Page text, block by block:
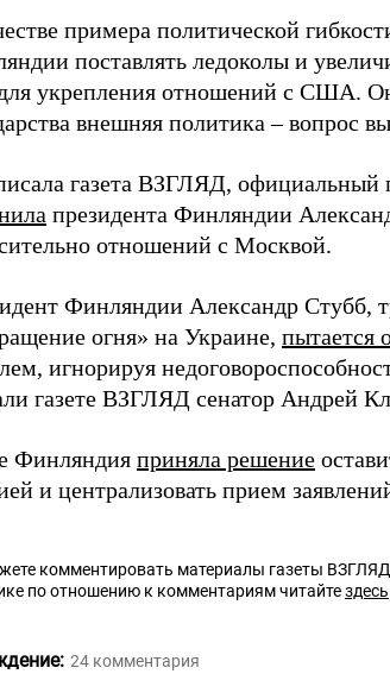
примера политической
поставлять ледоколы и
укрепления отношений с США.
внешняя политика – вопрос
газета ВЗГЛЯД,
президента Финляндии
отношений с Москвой.
Финляндии Александр Стубб,
огня» на Украине, пытается
игнорируя
газете ВЗГЛЯД сенатор Андрей
Финляндия приняла решение
и централизовать прием
комментировать материалы газеты
по отношению к комментариям читайтездесь
24 комментария